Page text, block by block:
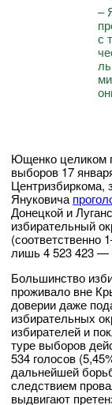
–
с
Ющенко целиком
выборов 17
Центризбиркома,
Януковича
Донецкой и
избирательный
(соответственно
лишь 4 523 423 —
Большинство
проживало вне
доверии даже
избирательных
избирателей и
туре выборов
534 голосов
дальнейшей
следствием
выдвигают